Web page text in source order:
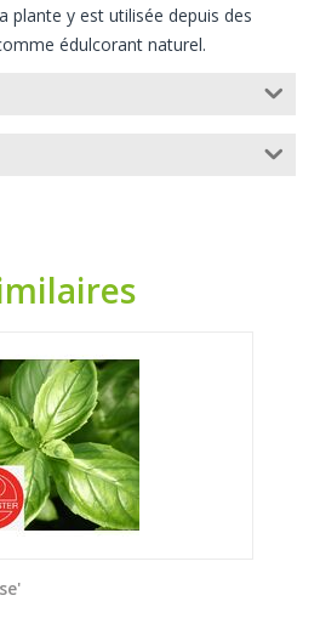
plante y est utilisée depuis des
édulcorant naturel.